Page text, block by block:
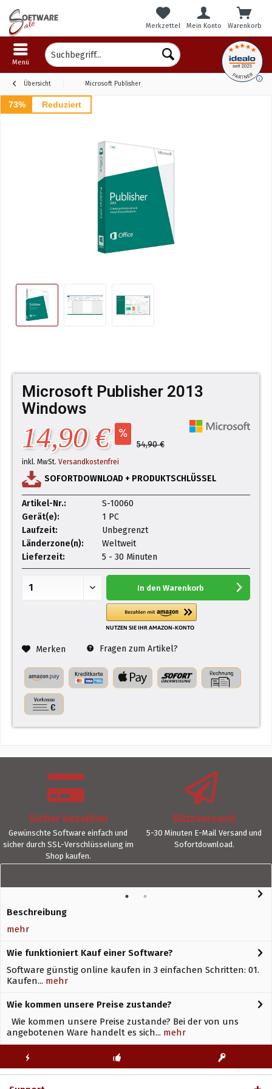
Warenkorb
Merkzettel Mein Konto
Menü
Übersicht Microsoft Publisher
73% Reduziert
Microsoft Publisher 2013
Windows
14,90 € 54,90 €
inkl. MwSt. Versandkostenfrei
SOFORTDOWNLOAD + PRODUKTSCHLÜSSEL
Artikel-Nr.:
S-10060
Gerät(e):
1 PC
Laufzeit:
Unbegrenzt
Länderzone(n):
Weltweit
Lieferzeit:
5 - 30 Minuten
In den Warenkorb
Merken Fragen zum Artikel?
Sicher bezahlen
Gewünschte Software einfach und
sicher durch SSL-Verschlüsselung im
Shop kaufen.
Blitzversand
5-30 Minuten E-Mail Versand und
Sofortdownload.
Beschreibung
mehr
Wie funktioniert Kauf einer Software?
Software günstig online kaufen in 3 einfachen Schritten: 01.
Kaufen... mehr
Wie kommen unsere Preise zustande?
Wie kommen unsere Preise zustande? Bei der von uns
angebotenen Ware handelt es sich... mehr
KOSTENLOSE
ECHTE
LIZENZSCHLÜSSEL